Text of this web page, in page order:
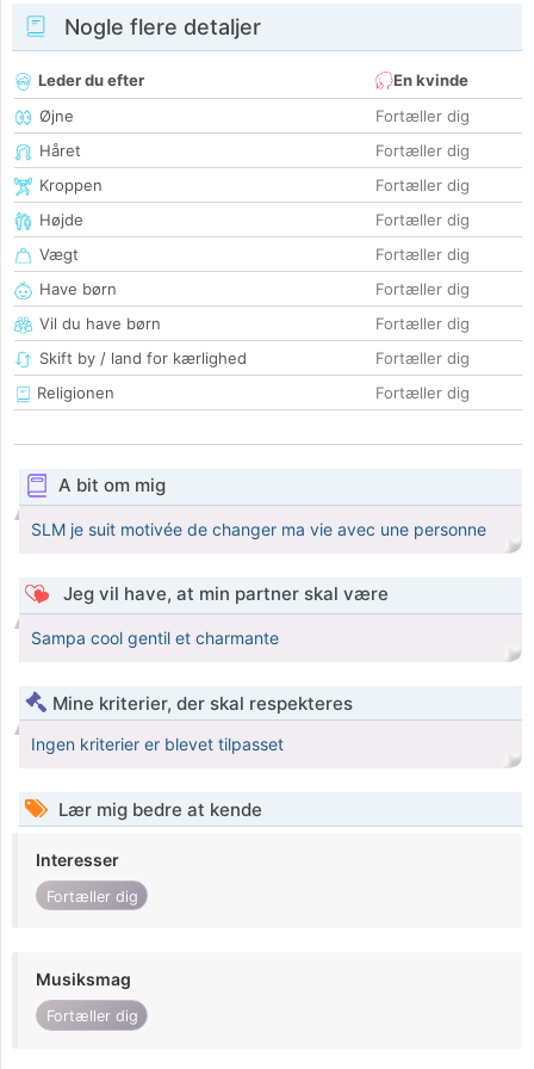
Nogle flere detaljer
Leder du efter
En kvinde
Øjne
Fortæller dig
Håret
Fortæller dig
Kroppen
Fortæller dig
Højde
Fortæller dig
Vægt
Fortæller dig
Have børn
Fortæller dig
Vil du have børn
Fortæller dig
Skift by / land for kærlighed
Fortæller dig
Religionen
Fortæller dig
A bit om mig
SLM je suit motivée de changer ma vie avec une personne
Jeg vil have, at min partner skal være
Sampa cool gentil et charmante
Mine kriterier, der skal respekteres
Ingen kriterier er blevet tilpasset
Lær mig bedre at kende
Interesser
Fortæller dig
Musiksmag
Fortæller dig